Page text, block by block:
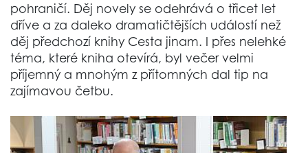
pohraničí. Děj novely se odehrává o třicet let
dříve a za daleko dramatičtějších událostí než
děj předchozí knihy Cesta jinam. I přes nelehké
téma, které kniha otevírá, byl večer velmi
příjemný a mnohým z přítomných dal tip na
zajímavou četbu.